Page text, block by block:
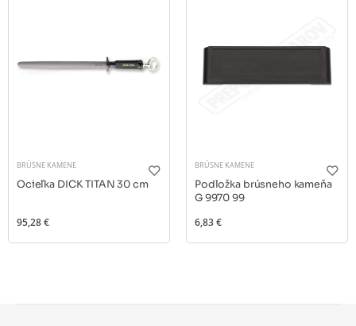
BRÚSNE KAMENE
Ocieľka DICK TITAN 30 cm
95,28 €
BRÚSNE KAMENE
Podložka brúsneho kameňa
G 9970 99
6,83 €